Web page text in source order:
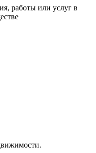
работы или услуг в